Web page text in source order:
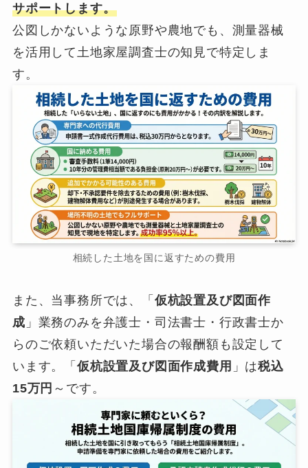
サポートします。
公図しかないような原野や農地でも、測量器械
を活用して土地家屋調査士の知見で特定しま
す。
相続した土地を国に返すための費用
また、当事務所では、「 仮杭設置及び図面作
成 」業務のみを弁護士・司法書士・行政書士か
らのご依頼いただいた場合の報酬額も設定して
います。「 仮杭設置及び図面作成費用 」は税込
15万円 ～です。